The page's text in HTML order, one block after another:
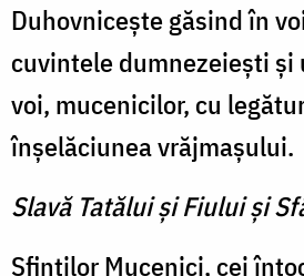
Duhovniceşte găsind în
cuvintele dumnezeieşti
voi, muceni­cilor, cu
înşelăciunea vrăjmaşului.
Slavă Tatălui şi Fiului şi
Sfinţilor Mucenici, cei